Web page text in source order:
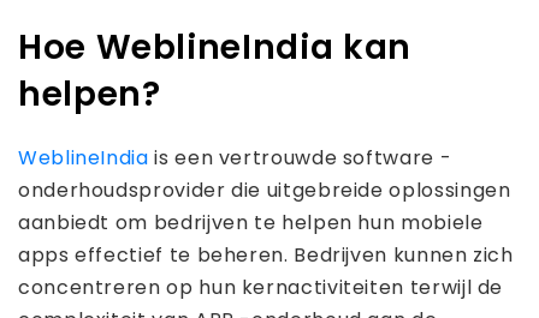
Hoe WeblineIndia kan
helpen?
WeblineIndia is een vertrouwde software -
onderhoudsprovider die uitgebreide oplossingen
aanbiedt om bedrijven te helpen hun mobiele
apps effectief te beheren. Bedrijven kunnen zich
concentreren op hun kernactiviteiten terwijl de